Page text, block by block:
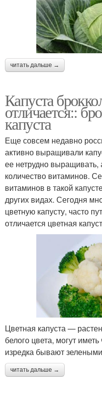
читать дальше →
Капуста
отличается::
капуста
Еще совсем недавно
активно выращивали
ее нетрудно выращивать,
количество витаминов.
витаминов в такой
других видах. Сегодня
цветную капусту, часто
отличается цветная
Цветная капуста —
белого цвета, могут
изредка бывают
читать дальше →